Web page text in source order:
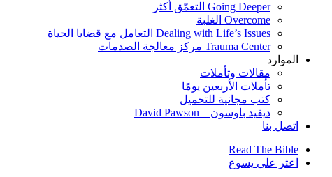
Going Deeper التعمّق أكثر
Overcome الغلبة
Dealing with Life’s Issues التعامل مع قضايا الحياة
Trauma Center مركز معالجة الصدمات
الموارد
مقالات وتأملات
تأملات الأربعين يومًا
كتب مجانية للتحميل
ديفيد باوسون – David Pawson
اتصل بنا
Read The Bible
اعثر على يسوع